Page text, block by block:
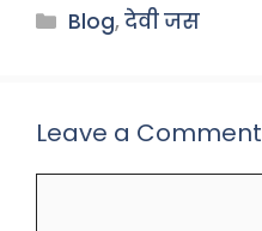
Categories
Blog,देवी जस
Leave a Comment